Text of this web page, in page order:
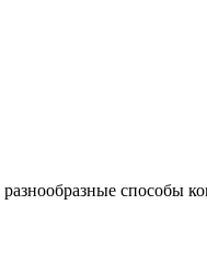
способы